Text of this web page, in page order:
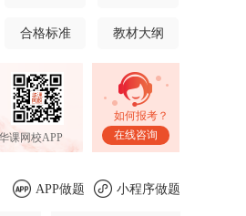
合格标准 教材大纲
课网校APP
如何报考？
在线咨询
APP做题 小程序做题